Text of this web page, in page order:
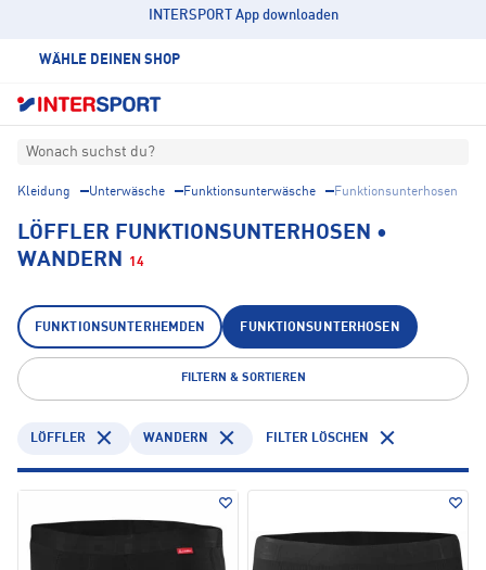
INTERSPORT App downloaden
WÄHLE DEINEN SHOP
Wonach suchst du?
Kleidung Unterwäsche Funktionsunterwäsche Funktionsunterhosen
LÖFFLER FUNKTIONSUNTERHOSEN •
WANDERN
14
FUNKTIONSUNTERHEMDEN FUNKTIONSUNTERHOSEN
FILTERN & SORTIEREN
LÖFFLER WANDERN FILTER LÖSCHEN